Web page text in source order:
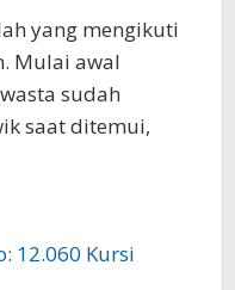
yang mengikuti
Mulai awal
sudah
saat ditemui,
12.060 Kursi